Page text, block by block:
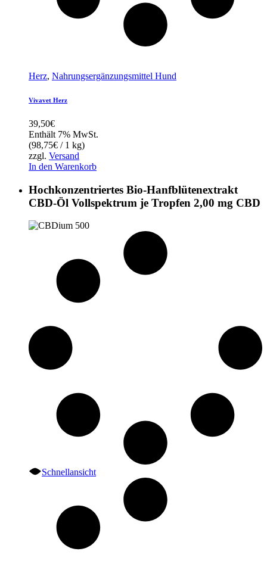
Herz, Nahrungsergänzungsmittel Hund
Vivavet Herz
39,50€
Enthält 7% MwSt.
(98,75€ / 1 kg)
zzgl. Versand
In den Warenkorb
Hochkonzentriertes Bio-Hanfblütenextrakt
CBD-Öl Vollspektrum je Tropfen 2,00 mg CBD
Schnellansicht